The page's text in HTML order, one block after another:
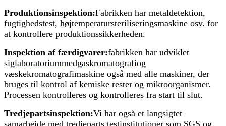
Produktionsinspektion:Fabrikken har metaldetektion,
fugtighedstest, højtemperatursteriliseringsmaskine osv. for
at kontrollere produktionssikkerheden.
Inspektion af færdigvarer:fabrikken har udviklet
siglaboratoriummedgaskromatografiog
væskekromatografimaskine også med alle maskiner, der
bruges til kontrol af kemiske rester og mikroorganismer.
Processen kontrolleres og kontrolleres fra start til slut.
Tredjepartsinspektion:Vi har også et langsigtet